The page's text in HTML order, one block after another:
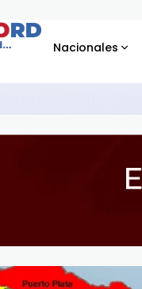
Nacionales